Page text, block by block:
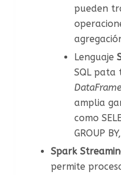
pueden
Lenguaje
SQL pata
amplia
como
GROUP
Spark
permite